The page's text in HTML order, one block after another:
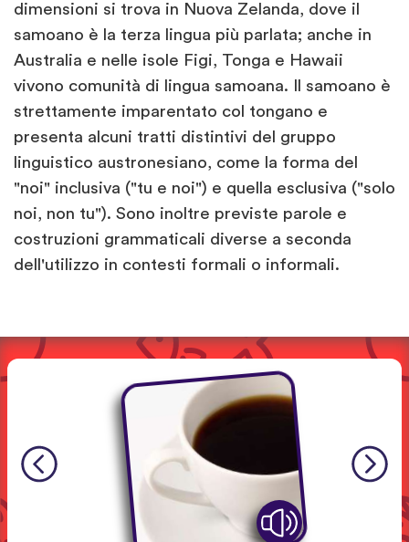
dimensioni si trova in Nuova Zelanda, dove il
samoano è la terza lingua più parlata; anche in
Australia e nelle isole Figi, Tonga e Hawaii
vivono comunità di lingua samoana. Il samoano è
strettamente imparentato col tongano e
presenta alcuni tratti distintivi del gruppo
linguistico austronesiano, come la forma del
"noi" inclusiva ("tu e noi") e quella esclusiva ("solo
noi, non tu"). Sono inoltre previste parole e
costruzioni grammaticali diverse a seconda
dell'utilizzo in contesti formali o informali.